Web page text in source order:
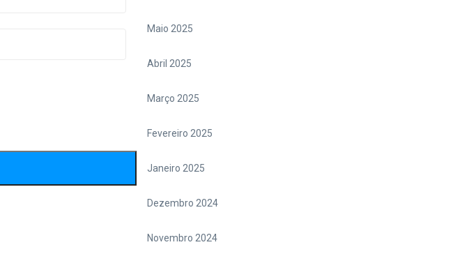
Maio 2025
Abril 2025
Março 2025
Fevereiro 2025
Janeiro 2025
Dezembro 2024
Novembro 2024